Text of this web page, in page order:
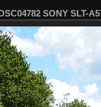
SONY SLT-